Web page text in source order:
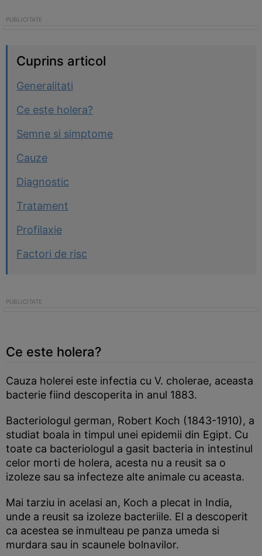
Cuprins articol
Generalitati
Ce este holera?
Semne si simptome
Cauze
Diagnostic
Tratament
Profilaxie
Factori de risc
Ce este holera?
Cauza holerei este infectia cu V. cholerae, aceasta
bacterie fiind descoperita in anul 1883.
Bacteriologul german, Robert Koch (1843-1910), a
studiat boala in timpul unei epidemii din Egipt. Cu
toate ca bacteriologul a gasit bacteria in intestinul
celor morti de holera, acesta nu a reusit sa o
izoleze sau sa infecteze alte animale cu aceasta.
Mai tarziu in acelasi an, Koch a plecat in India,
unde a reusit sa izoleze bacteriile. El a descoperit
ca acestea se inmulteau pe panza umeda si
murdara sau in scaunele bolnavilor.